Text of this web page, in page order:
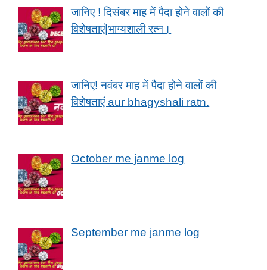
जानिए ! दिसंबर माह में पैदा होने वालों की
विशेषताएं|भाग्यशाली रत्न।
जानिए! नवंबर माह में पैदा होने वालों की
विशेषताएं aur bhagyshali ratn.
October me janme log
September me janme log